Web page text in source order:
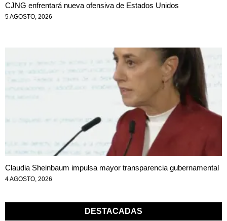
CJNG enfrentará nueva ofensiva de Estados Unidos
5 AGOSTO, 2026
Claudia Sheinbaum impulsa mayor transparencia gubernamental
4 AGOSTO, 2026
DESTACADAS